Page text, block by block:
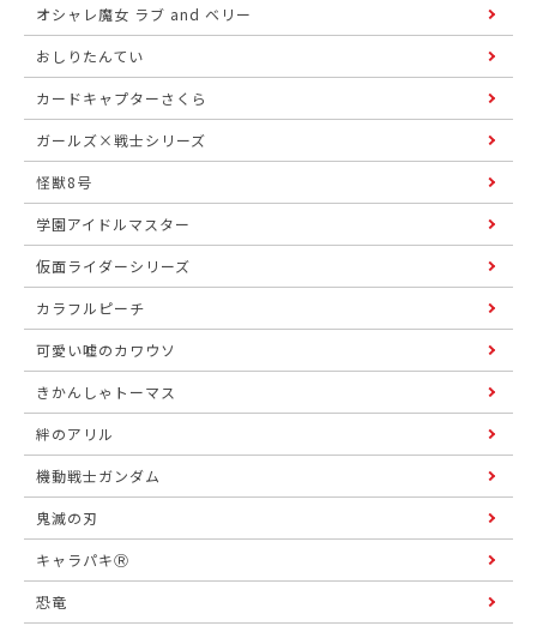
オシャレ魔女 ラブ and ベリー
おしりたんてい
カードキャプターさくら
ガールズ×戦士シリーズ
怪獣8号
学園アイドルマスター
仮面ライダーシリーズ
カラフルピーチ
可愛い嘘のカワウソ
きかんしゃトーマス
絆のアリル
機動戦士ガンダム
鬼滅の刃
キャラパキⓇ
恐竜